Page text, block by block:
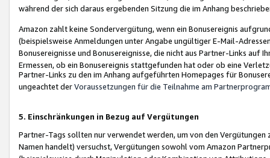
während der sich daraus ergebenden Sitzung die im Anhang
Amazon zahlt keine Sondervergütung, wenn ein Bonusereignis
(beispielsweise Anmeldungen unter Angabe ungültiger E-Mail-
Bonusereignisse und Bonusereignisse, die nicht aus Partner-Links auf
Ermessen, ob ein Bonusereignis stattgefunden hat oder ob eine
Partner-Links zu den im Anhang aufgeführten Homepages für
ungeachtet derVoraussetzungen für die Teilnahme am
5. Einschränkungen in Bezug auf Vergütungen
Partner-Tags sollten nur verwendet werden, um von den
Namen handelt) versuchst, Vergütungen sowohl vom Amazon